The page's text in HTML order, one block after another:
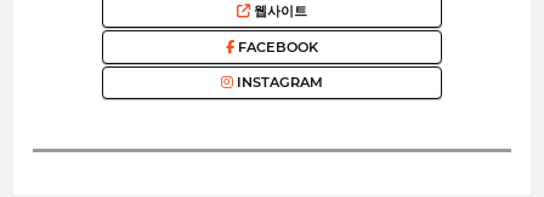
웹사이트
FACEBOOK
INSTAGRAM